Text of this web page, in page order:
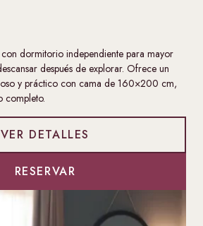
dormitorio independiente para mayor
después de explorar. Ofrece un
y práctico con cama de 160×200 cm,
completo.
VER DETALLES
RESERVAR